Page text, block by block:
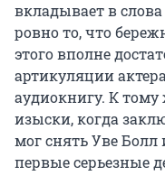
вкладывает в
ровно то, что
этого вполне
артикуляции
аудиокнигу. К тому
изыски, когда
мог снять Уве Болл
первые серьезные